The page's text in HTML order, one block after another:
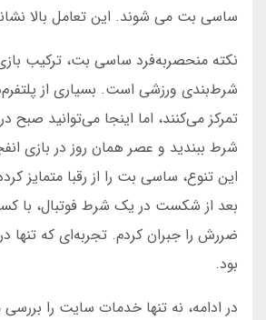
ساسی بت می شوند. این تعامل بالا
نکته منحصربه‌فرد ساسی بت، ترکیب
شرط‌بندی ورزشی است. بسیاری از
تمرکز می‌کنند، اما اینجا می‌توانید صبح
شرط ببندید و عصر همان روز در بازی
این تنوع، ساسی بت را از رقبا
بعد از شکست در یک شرط فوتبال، با
ضررش را جبران کردم. تجربه‌ای که
بود.
در ادامه، نه تنها خدمات سایت را بررسی